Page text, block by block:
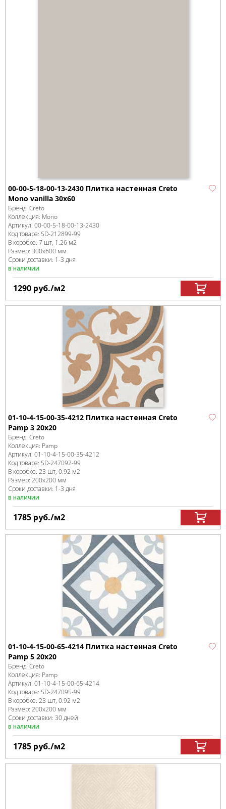
00-00-5-18-00-13-2430 Плитка настенная Creto
Mono vanilla 30х60
Бренд: Creto
Коллекция: Mono
Артикул: 00-00-5-18-00-13-2430
Код товара: SD-212899-99
В коробке: 7 шт, 1.26 м2
Размер: 300x600 мм
Сроки доставки: 1-3 дня
в наличии
1290 руб./м2
01-10-4-15-00-35-4212 Плитка настенная Creto
Pamp 3 20х20
Бренд: Creto
Коллекция: Pamp
Артикул: 01-10-4-15-00-35-4212
Код товара: SD-247092-99
В коробке: 23 шт, 0.92 м2
Размер: 200x200 мм
Сроки доставки: 1-3 дня
в наличии
1785 руб./м2
01-10-4-15-00-65-4214 Плитка настенная Creto
Pamp 5 20х20
Бренд: Creto
Коллекция: Pamp
Артикул: 01-10-4-15-00-65-4214
Код товара: SD-247095-99
В коробке: 23 шт, 0.92 м2
Размер: 200x200 мм
Сроки доставки: 30 дней
в наличии
1785 руб./м2